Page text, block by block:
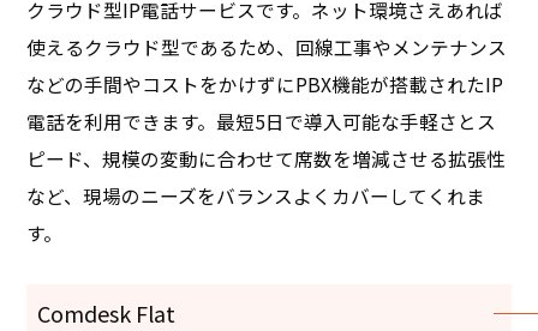
クラウド型IP電話サービスです。ネット環境さえあれば
使えるクラウド型であるため、回線工事やメンテナンス
などの手間やコストをかけずにPBX機能が搭載されたIP
電話を利用できます。最短5日で導入可能な手軽さとス
ピード、規模の変動に合わせて席数を増減させる拡張性
など、現場のニーズをバランスよくカバーしてくれま
す。
Comdesk Flat